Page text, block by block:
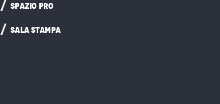
SPAZIO PRO
SALA STAMPA